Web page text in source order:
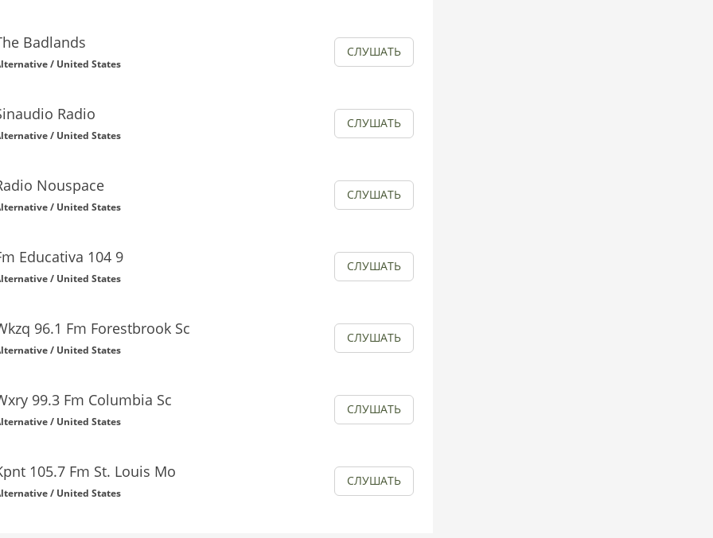
Badlands
/ United States
СЛУШАТЬ
Radio
/ United States
СЛУШАТЬ
Nouspace
/ United States
СЛУШАТЬ
Educativa 104 9
/ United States
СЛУШАТЬ
96.1 Fm Forestbrook Sc
/ United States
СЛУШАТЬ
99.3 Fm Columbia Sc
/ United States
СЛУШАТЬ
105.7 Fm St. Louis Mo
/ United States
СЛУШАТЬ